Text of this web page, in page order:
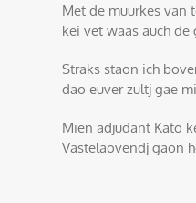
Met de muurkes van
kei vet waas auch
Straks staon ich
dao euver zultj gae
Mien adjudant Kato
Vastelaovendj gaon